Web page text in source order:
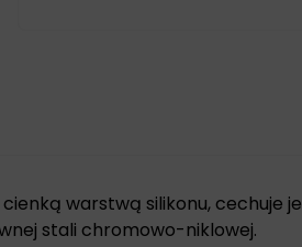
cienką warstwą silikonu, cechuje je
stali chromowo-niklowej.